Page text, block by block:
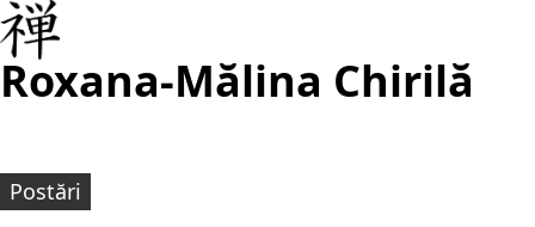
Roxana-Mălina Chirilă
Postări